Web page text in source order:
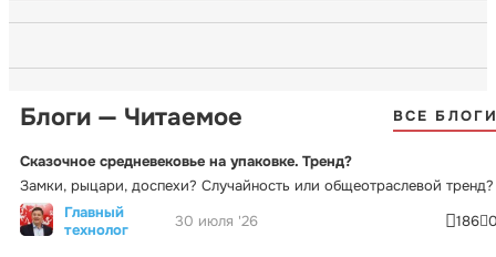
Блоги — Читаемое ВСЕ
Сказочное средневековье на упаковке. Тренд?
Замки, рыцари, доспехи? Случайность или общеотраслевой тренд?
Главный
технолог
30 июля '26 186